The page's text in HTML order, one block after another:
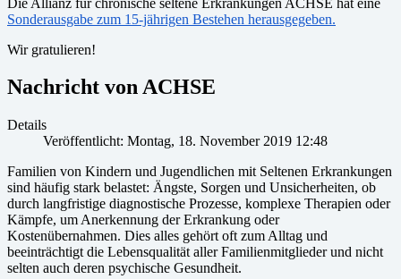
Sonderausgabe zum 15-jährigen Bestehen herausgegeben.
Wir gratulieren!
Nachricht von ACHSE
Details
Veröffentlicht: Montag, 18. November 2019 12:48
Familien von Kindern und Jugendlichen mit Seltenen Erkrankungen
sind häufig stark belastet: Ängste, Sorgen und Unsicherheiten, ob
durch langfristige diagnostische Prozesse, komplexe Therapien oder
Kämpfe, um Anerkennung der Erkrankung oder
Kostenübernahmen. Dies alles gehört oft zum Alltag und
beeinträchtigt die Lebensqualität aller Familienmitglieder und nicht
selten auch deren psychische Gesundheit.